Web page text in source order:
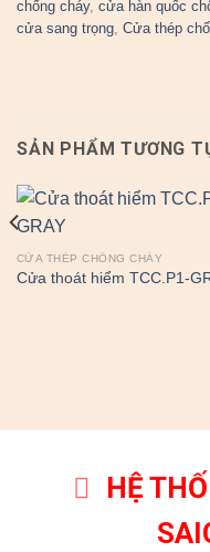
chống cháy, cửa hàn quốc
cửa sang trọng, Cửa thép
SẢN PHẨM TƯƠNG
CỬA THÉP CHỐNG CHÁY
Cửa thoát hiểm TCC.P1-
HỆ